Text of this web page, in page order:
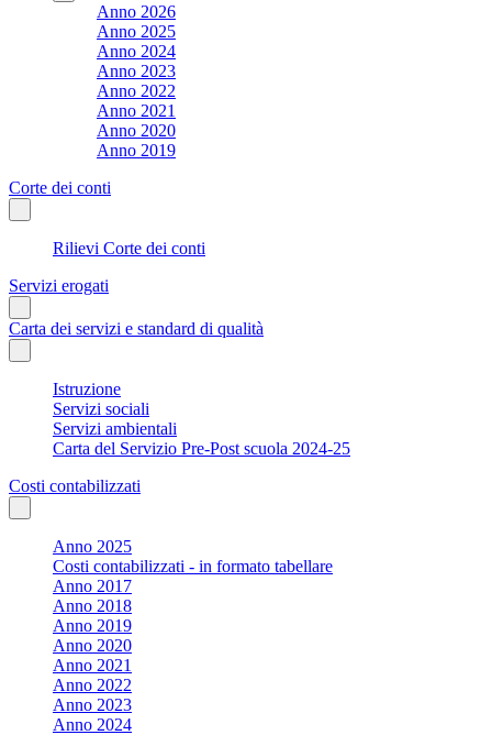
Anno 2026
Anno 2025
Anno 2024
Anno 2023
Anno 2022
Anno 2021
Anno 2020
Anno 2019
Corte dei conti
Rilievi Corte dei conti
Servizi erogati
Carta dei servizi e standard di qualità
Istruzione
Servizi sociali
Servizi ambientali
Carta del Servizio Pre-Post scuola 2024-25
Costi contabilizzati
Anno 2025
Costi contabilizzati - in formato tabellare
Anno 2017
Anno 2018
Anno 2019
Anno 2020
Anno 2021
Anno 2022
Anno 2023
Anno 2024